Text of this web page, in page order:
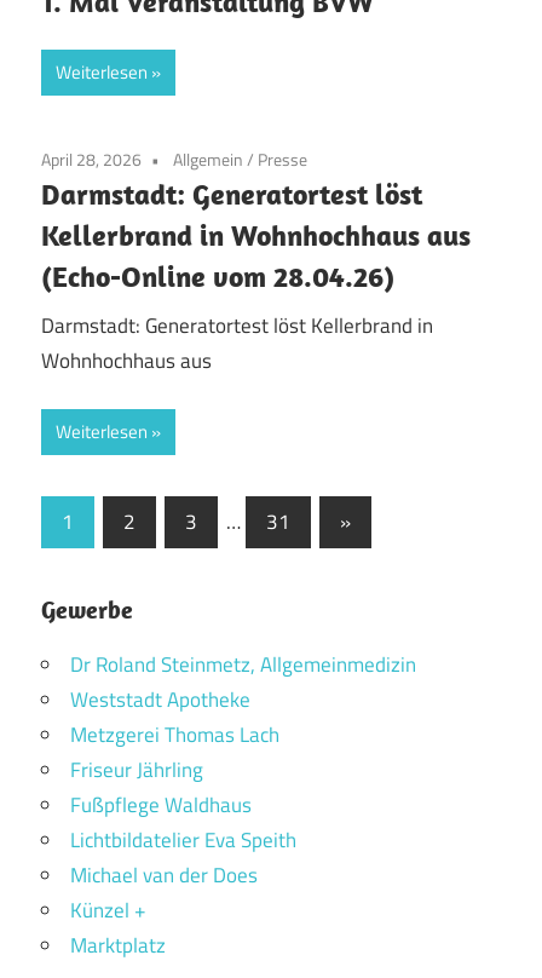
Weiterlesen
April 28, 2026 Allgemein/ Presse
Darmstadt: Generatortest löst
Kellerbrand in Wohnhochhaus aus
(Echo-Online vom 28.04.26)
Darmstadt: Generatortest löst Kellerbrand in
Wohnhochhaus aus
Weiterlesen
Seitennummerierung
der
Beiträge
1 2 3 … 31
Nächste
Beiträge
»
Gewerbe
Dr Roland Steinmetz, Allgemeinmedizin
Weststadt Apotheke
Metzgerei Thomas Lach
Friseur Jährling
Fußpflege Waldhaus
Lichtbildatelier Eva Speith
Michael van der Does
Künzel +
Marktplatz